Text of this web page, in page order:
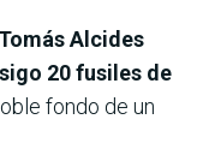
Tomás Alcides
20 fusiles de
fondo de un